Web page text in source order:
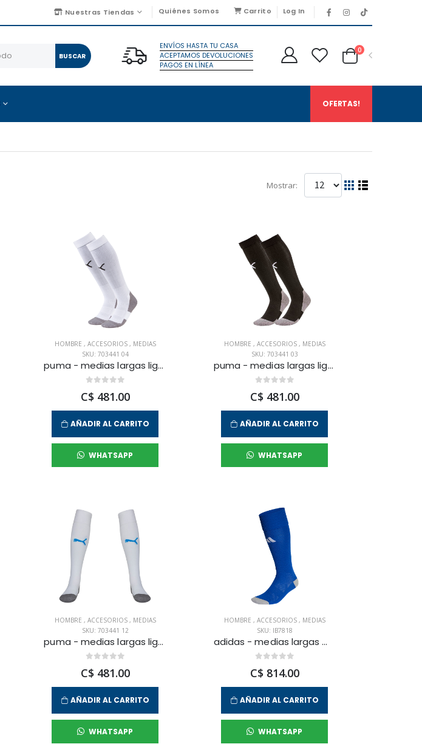
Nuestras Tiendas Quiénes Somos Carrito Log In
BUSCAR
ENVÍOS HASTA TU CASA
ACEPTAMOS DEVOLUCIONES
PAGOS EN LÍNEA
0
OFERTAS!
Mostrar:
HOMBRE , ACCESORIOS , MEDIAS
SKU: 703441 04
puma - medias largas liga core para hombre
C$ 481.00
AÑADIR AL CARRITO
WHATSAPP
HOMBRE , ACCESORIOS , MEDIAS
SKU: 703441 03
puma - medias largas liga core para hombre
C$ 481.00
AÑADIR AL CARRITO
WHATSAPP
HOMBRE , ACCESORIOS , MEDIAS
SKU: 703441 12
puma - medias largas liga core para hombre
C$ 481.00
AÑADIR AL CARRITO
WHATSAPP
HOMBRE , ACCESORIOS , MEDIAS
SKU: IB7818
adidas - medias largas milano 23 para hombre
C$ 814.00
AÑADIR AL CARRITO
WHATSAPP